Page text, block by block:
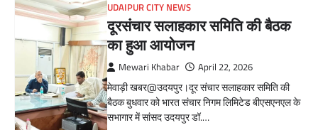
UDAIPUR CITY NEWS
दूरसंचार सलाहकार समिति की बैठक
का हुआ आयोजन
Mewari Khabar April 22, 2026
मेवाड़ी खबर@उदयपुर।दूर संचार सलाहकार समिति की
बैठक बुधवार को भारत संचार निगम लिमिटेड बीएसएनएल के
सभागार में सांसद उदयपुर डॉ.…